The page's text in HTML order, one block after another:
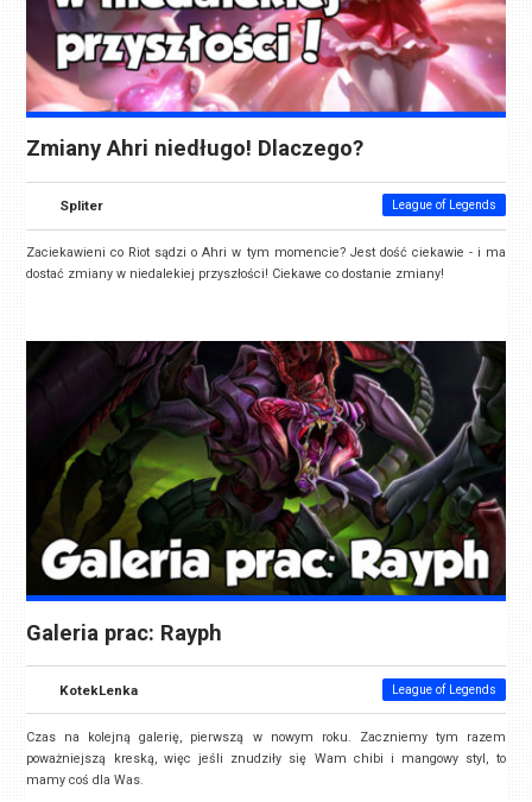
Zmiany Ahri niedługo! Dlaczego?
Spliter League of Legends
Zaciekawieni co Riot sądzi o Ahri w tym momencie? Jest dość ciekawie - i ma
dostać zmiany w niedalekiej przyszłości! Ciekawe co dostanie zmiany!
Galeria prac: Rayph
KotekLenka League of Legends
Czas na kolejną galerię, pierwszą w nowym roku. Zaczniemy tym razem
poważniejszą kreską, więc jeśli znudziły się Wam chibi i mangowy styl, to
mamy coś dla Was.